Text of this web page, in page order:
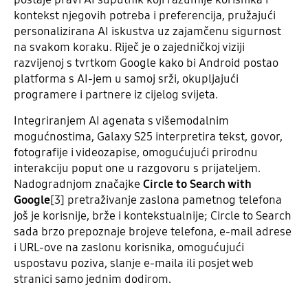
kontekst njegovih potreba i preferencija, pružajući
personalizirana AI iskustva uz zajamčenu sigurnost
na svakom koraku. Riječ je o zajedničkoj viziji
razvijenoj s tvrtkom Google kako bi Android postao
platforma s AI-jem u samoj srži, okupljajući
programere i partnere iz cijelog svijeta.
Integriranjem AI agenata s višemodalnim
mogućnostima, Galaxy S25 interpretira tekst, govor,
fotografije i videozapise, omogućujući prirodnu
interakciju poput one u razgovoru s prijateljem.
Nadogradnjom značajke Circle to Search with
Google[3] pretraživanje zaslona pametnog telefona
još je korisnije, brže i kontekstualnije; Circle to Search
sada brzo prepoznaje brojeve telefona, e-mail adrese
i URL-ove na zaslonu korisnika, omogućujući
uspostavu poziva, slanje e-maila ili posjet web
stranici samo jednim dodirom.